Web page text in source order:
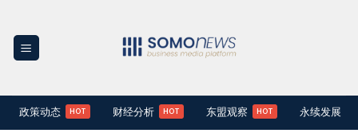
content
政策动态 财经分析 东盟观察 永续发展